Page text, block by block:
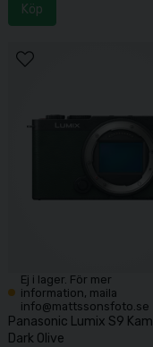
Köp
Ej i lager. För mer
information, maila
info@mattssonsfoto.se
Panasonic Lumix S9
Dark Olive